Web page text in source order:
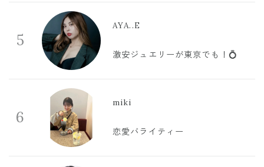
5
AYA..E
激安ジュエリーが東京でも！💍
6
miki
恋愛バライティー